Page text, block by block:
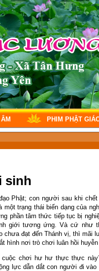
PHIM PHẬT
sinh
Phật; con người sau khi chết
một trạng thái biến dạng của
phần tâm thức tiếp tục bị
giới tương ứng. Và cứ như
chưa đạt đến Thánh vị, thì mãi
hình nơi trò chơi luân hồi huyễn
cuộc chơi hư hư thực thực
lực dẫn dắt con người đi vào